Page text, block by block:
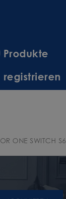
Produkte
registrieren
ONE SWITCH